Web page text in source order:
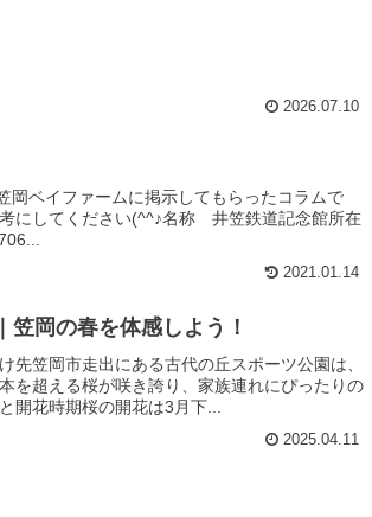
2026.07.10
ベイファームに掲示してもらったコラムで
にしてください(^^♪名称 井笠鉄道記念館所在
2021.01.14
岡の春を体感しよう！
先笠岡市走出にある古代の丘スポーツ公園は、
を超える桜が咲き誇り、家族連れにぴったりの
開花時期桜の開花は3月下...
2025.04.11